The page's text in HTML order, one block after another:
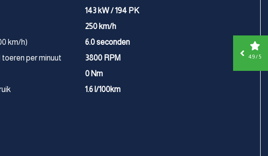
143 kW / 194 PK
250 km/h
km/h)
6.0 seconden
toeren per minuut
3800 RPM
0 Nm
1.6 l/100km
4.9 / 5